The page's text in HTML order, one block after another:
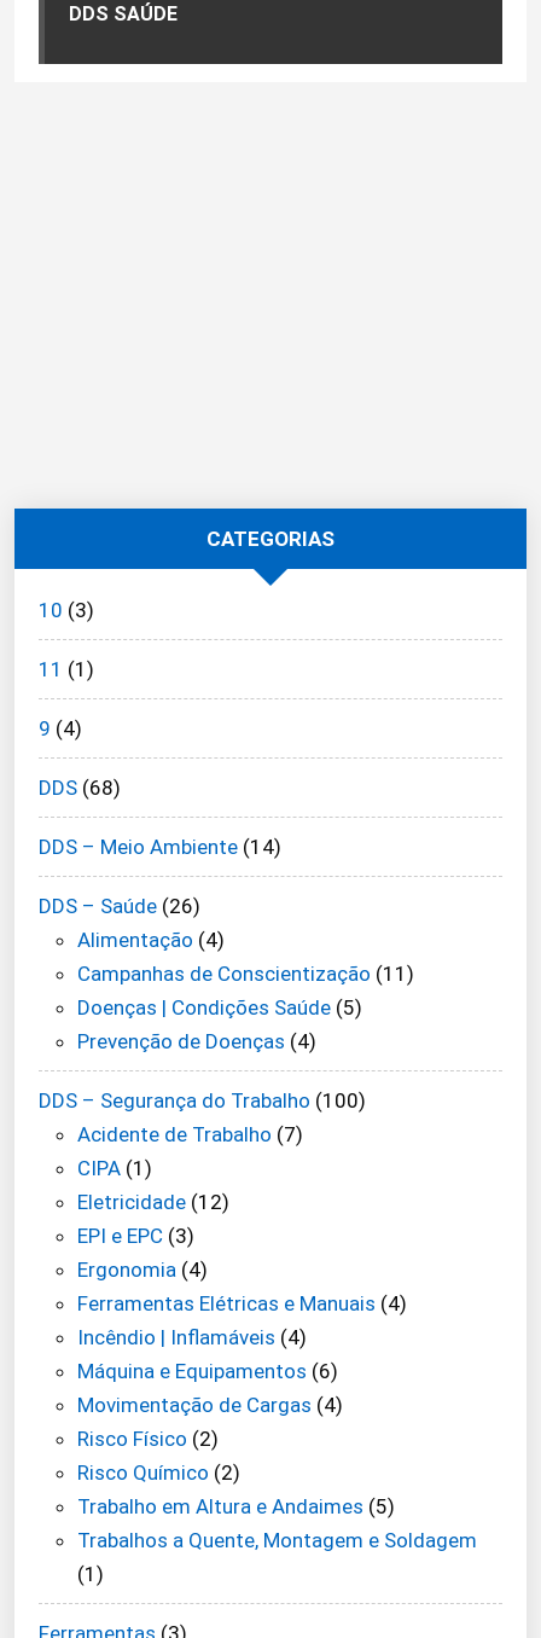
DDS SAÚDE
CATEGORIAS
10 (3)
11 (1)
9 (4)
DDS (68)
DDS – Meio Ambiente (14)
DDS – Saúde (26)
Alimentação (4)
Campanhas de Conscientização (11)
Doenças | Condições Saúde (5)
Prevenção de Doenças (4)
DDS – Segurança do Trabalho (100)
Acidente de Trabalho (7)
CIPA (1)
Eletricidade (12)
EPI e EPC (3)
Ergonomia (4)
Ferramentas Elétricas e Manuais (4)
Incêndio | Inflamáveis (4)
Máquina e Equipamentos (6)
Movimentação de Cargas (4)
Risco Físico (2)
Risco Químico (2)
Trabalho em Altura e Andaimes (5)
Trabalhos a Quente, Montagem e Soldagem
(1)
Ferramentas (3)